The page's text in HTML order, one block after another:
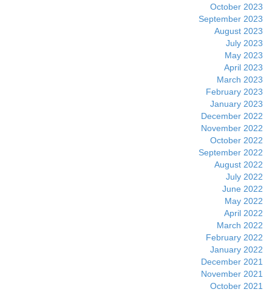
October 2023
September 2023
August 2023
July 2023
May 2023
April 2023
March 2023
February 2023
January 2023
December 2022
November 2022
October 2022
September 2022
August 2022
July 2022
June 2022
May 2022
April 2022
March 2022
February 2022
January 2022
December 2021
November 2021
October 2021